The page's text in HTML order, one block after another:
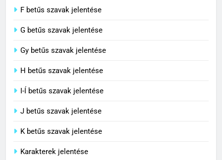
4
Contemporary jelentése
5
Célkitűzés jelentése
C BETŰS SZAVAK JELENTÉSE
F betűs szavak jelentése
G betűs szavak jelentése
Gy betűs szavak jelentése
H betűs szavak jelentése
I-Í betűs szavak jelentése
J betűs szavak jelentése
K betűs szavak jelentése
Karakterek jelentése